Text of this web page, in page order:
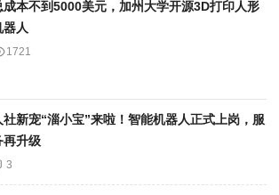
成本不到5000美元，加州大学开源3D打印人形
器人
1721
社新宠“淄小宝”来啦！智能机器人正式上岗，服
再升级
3